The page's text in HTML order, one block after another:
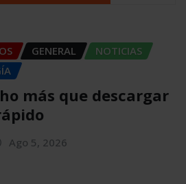
GENERAL
NOTICIAS
más que descargar
Ago 5, 2026